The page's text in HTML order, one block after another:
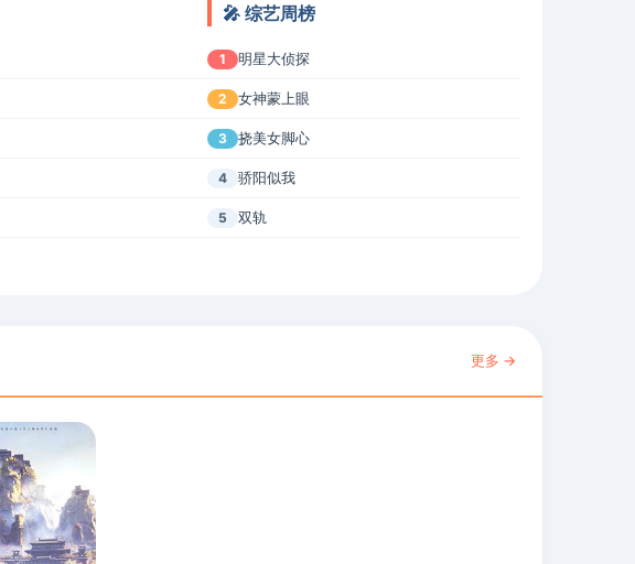
🎤 综艺周榜
1 明星大侦探
2 女神蒙上眼
3 挠美女脚心
4 骄阳似我
5 双轨
更多 →